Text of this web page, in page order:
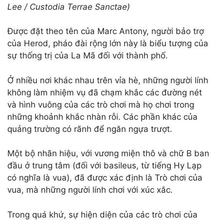
Lee / Custodia Terrae Sanctae)
Được đặt theo tên của Marc Antony, người bảo trợ
của Herod, pháo đài rộng lớn này là biểu tượng của
sự thống trị của La Mã đối với thành phố.
Ở nhiều nơi khác nhau trên vỉa hè, những người lính
không làm nhiệm vụ đã chạm khắc các đường nét
và hình vuông của các trò chơi mà họ chơi trong
những khoảnh khắc nhàn rỗi. Các phần khác của
quảng trường có rãnh để ngăn ngựa trượt.
Một bộ nhãn hiệu, với vương miện thô và chữ B ban
đầu ở trung tâm (đối với basileus, từ tiếng Hy Lạp
có nghĩa là vua), đã được xác định là Trò chơi của
vua, mà những người lính chơi với xúc xắc.
Trong quá khứ, sự hiện diện của các trò chơi của